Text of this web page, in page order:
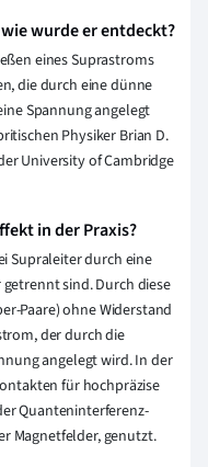
wurde er entdeckt?
eines Suprastroms
die durch eine dünne
Spannung angelegt
Physiker Brian D.
University of Cambridge
in der Praxis?
Supraleiter durch eine
sind. Durch diese
Paare) ohne Widerstand
der durch die
angelegt wird. In der
für hochpräzise
Quanteninterferenz-
Magnetfelder, genutzt.